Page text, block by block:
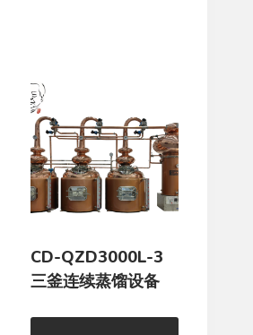
CD-QZD3000L-3
三釜连续蒸馏设备